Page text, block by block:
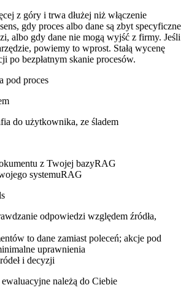
z góry i trwa dłużej niż włączenie
gdy proces albo dane są zbyt specyficzne
albo gdy dane nie mogą wyjść z firmy. Jeśli
powiemy to wprost. Stałą wycenę
po bezpłatnym skanie procesów.
pod proces
do użytkownika, ze śladem
z Twojej bazyRAG
systemuRAG
odpowiedzi względem źródła,
to dane zamiast poleceń; akcje pod
uprawnienia
i decyzji
należą do Ciebie